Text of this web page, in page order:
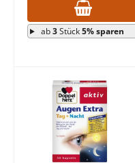
ab3Stück5% sparen